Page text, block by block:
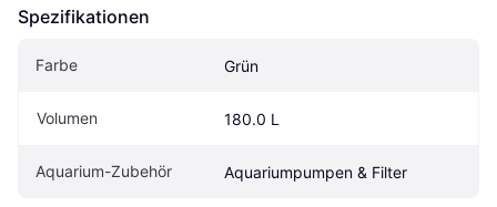
Spezifikationen
Farbe Grün
Volumen 180.0 L
Aquarium-Zubehör Aquariumpumpen & Filter